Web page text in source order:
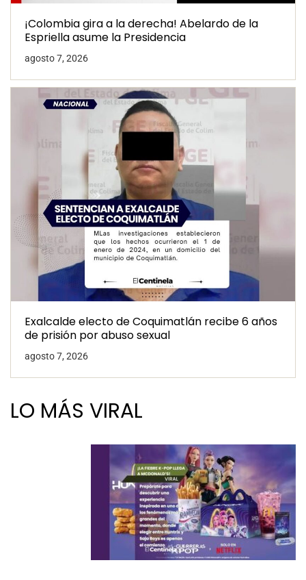
¡Colombia gira a la derecha! Abelardo de la
Espriella asume la Presidencia
agosto 7, 2026
Exalcalde electo de Coquimatlán recibe 6 años
de prisión por abuso sexual
agosto 7, 2026
LO MÁS VIRAL